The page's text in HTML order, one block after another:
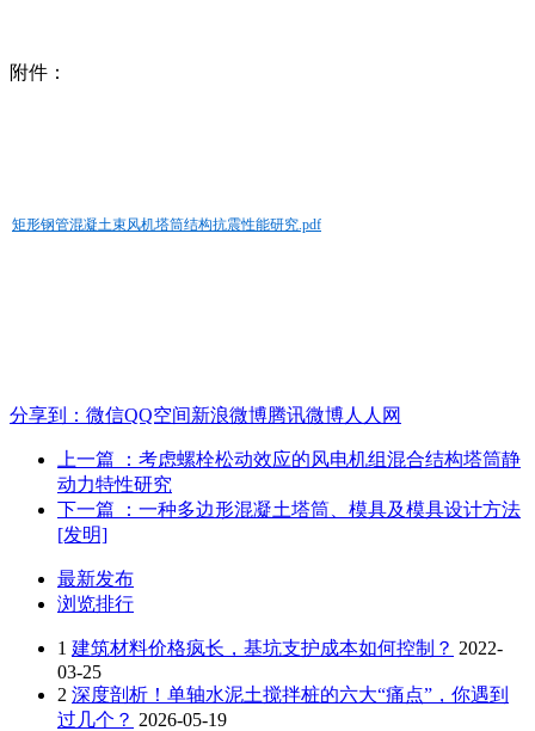
附件：
矩形钢管混凝土束风机塔筒结构抗震性能研究.pdf
分享到： 微信QQ空间新浪微博腾讯微博人人网
上一篇
：考虑螺栓松动效应的风电机组混合结构塔筒静
动力特性研究
下一篇
：一种多边形混凝土塔筒、模具及模具设计方法
[发明]
最新发布
浏览排行
1 建筑材料价格疯长，基坑支护成本如何控制？ 2022-
03-25
2 深度剖析！单轴水泥土搅拌桩的六大“痛点”，你遇到
过几个？ 2026-05-19